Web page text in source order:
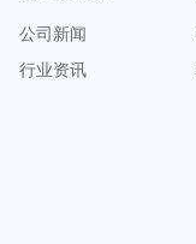
公司新闻
行业资讯